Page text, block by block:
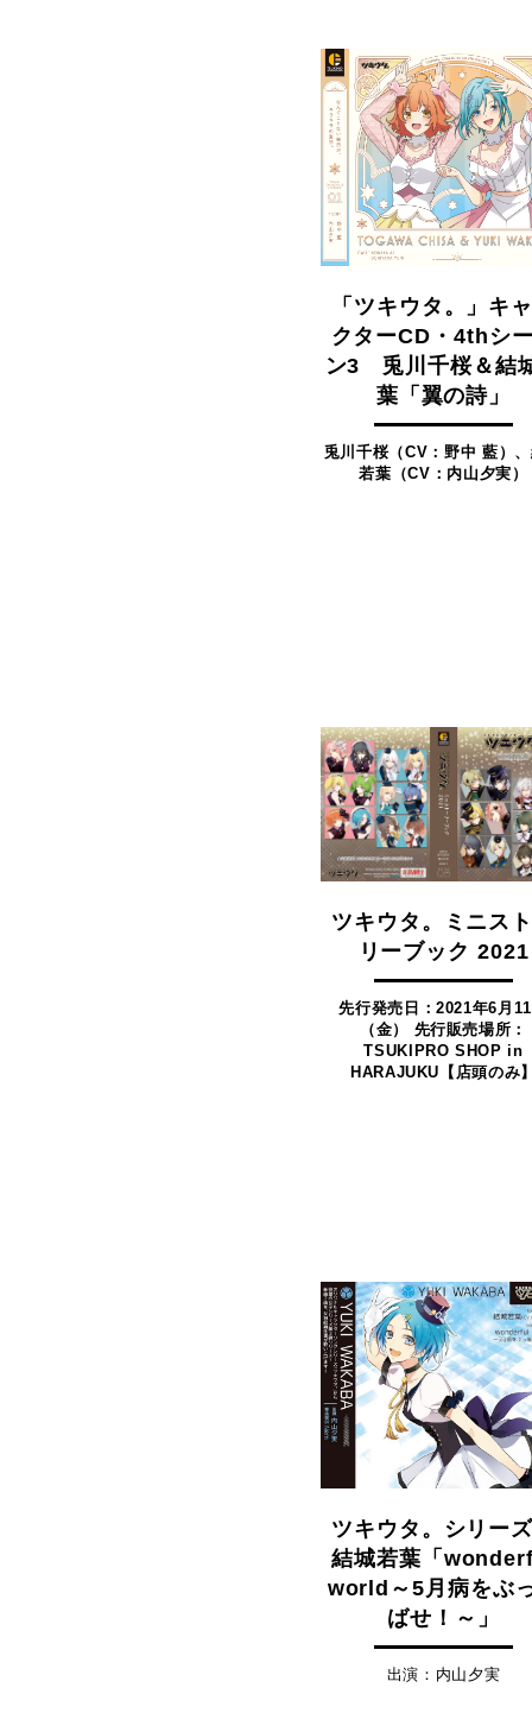
「ツキウタ。」キ
クターCD・4thシ
ン3 兎川千桜＆結
葉「翼の詩」
兎川千桜（CV：野中 藍）
若葉（CV：内山夕実）
ツキウタ。ミニス
リーブック 2021
先行発売日：2021年6月
（金） 先行販売場所：
TSUKIPRO SHOP in
HARAJUKU【店頭のみ
ツキウタ。シリ
結城若葉「
world～5月病をぶ
ばせ！～」
出演：内山夕実